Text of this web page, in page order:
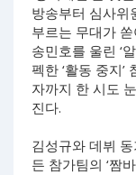
방송부터 심사위
부르는 무대가
송민호를 울린 ‘
펙한 ‘활동 중지
자까지 한 시도
진다.
김성규와 데뷔
든 참가팀의 ‘짬